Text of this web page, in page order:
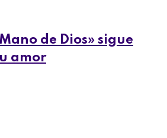
de Dios» sigue
amor